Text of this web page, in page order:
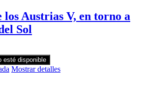
Austrias V, en torno a
Sol
esté disponible
Mostrar detalles